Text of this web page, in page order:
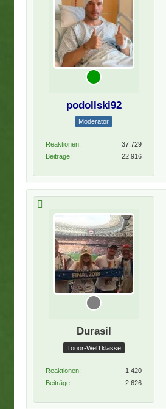
podollski92
Moderator
Reaktionen
37.729
Beiträge
22.916
Durasil
Tooor-WelTklasse
Reaktionen
1.420
Beiträge
2.626